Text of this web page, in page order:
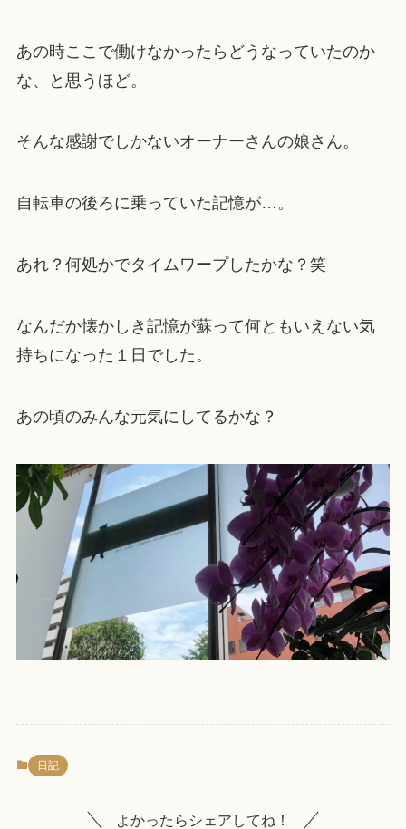
あの時ここで働けなかったらどうなっていたのか
な、と思うほど。
そんな感謝でしかないオーナーさんの娘さん。
自転車の後ろに乗っていた記憶が…。
あれ？何処かでタイムワープしたかな？笑
なんだか懐かしき記憶が蘇って何ともいえない気
持ちになった１日でした。
あの頃のみんな元気にしてるかな？
日記
よかったらシェアしてね！